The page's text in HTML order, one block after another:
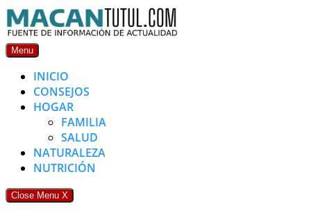
Skip
to
content
Menu
INICIO
CONSEJOS
HOGAR
FAMILIA
SALUD
NATURALEZA
NUTRICIÓN
Close Menu X